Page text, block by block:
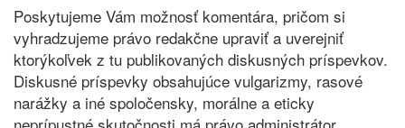
Poskytujeme Vám možnosť komentára, pričom si
vyhradzujeme právo redakčne upraviť a uverejniť
ktorýkoľvek z tu publikovaných diskusných príspevkov.
Diskusné príspevky obsahujúce vulgarizmy, rasové
narážky a iné spoločensky, morálne a eticky
neprípustné skutočnosti má právo administrátor